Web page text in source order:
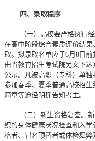
四、录取程序
（一）高校要严格执行
在高中阶段综合素质评价结
取。拟录取名单应于6月8日
由省教育招生考试院另文下
公示。凡被高职（专科）单
参加春季、夏季普通高校招
简章等途径明确告知考生。
（二）新生资格复查。
织的身体健康状况检查和入
格者、冒名顶替者或体检舞